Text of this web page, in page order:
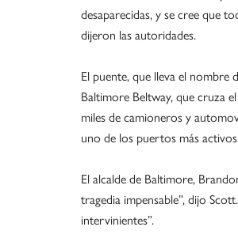
desaparecidas, y se cree que
dijeron las autoridades.
El puente, que lleva el nombre
Baltimore Beltway, que cruza
miles de camioneros y
uno de los puertos más
El alcalde de Baltimore,
tragedia impensable”, dijo
intervinientes”.